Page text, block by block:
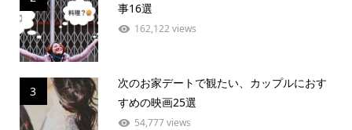
事16選
162,122 views
3
次のお家デートで観たい、カップルにおす
すめの映画25選
54,777 views